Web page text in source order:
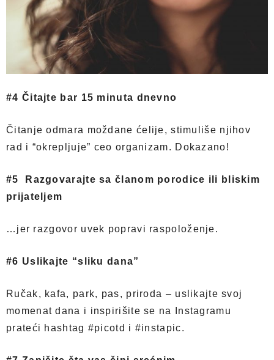
#4 Čitajte bar 15 minuta dnevno
Čitanje odmara moždane ćelije, stimuliše njihov
rad i “okrepljuje” ceo organizam. Dokazano!
#5 Razgovarajte sa članom porodice ili bliskim
prijateljem
…jer razgovor uvek popravi raspoloženje.
#6 Uslikajte “sliku dana”
Ručak, kafa, park, pas, priroda – uslikajte svoj
momenat dana i inspirišite se na Instagramu
prateći hashtag #picotd i #instapic.